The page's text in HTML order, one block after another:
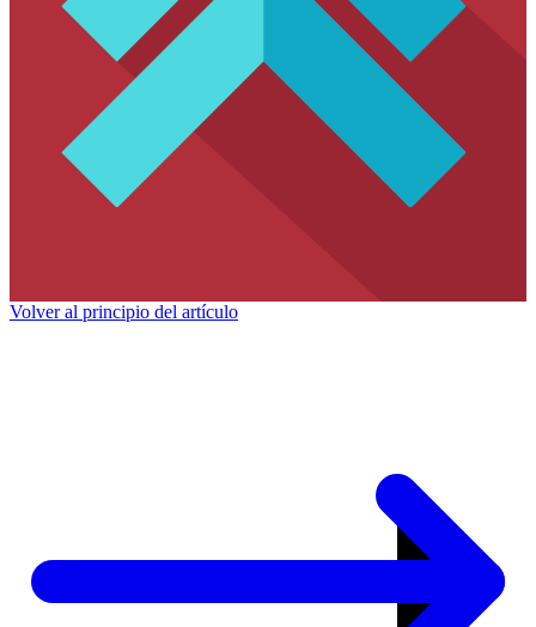
Volver al principio del artículo